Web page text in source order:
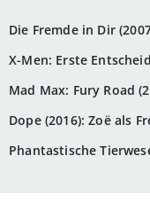
Die Fremde in Dir
X-Men: Erste
Mad Max: Fury Road
Dope (2016): Zoë als
Phantastische